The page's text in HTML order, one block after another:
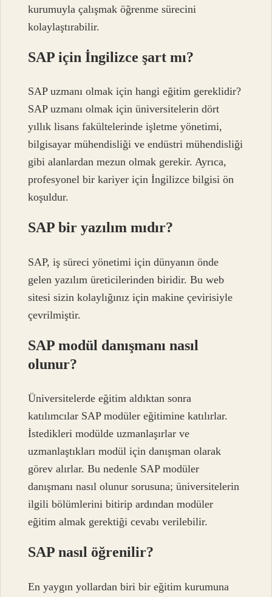
kurumuyla çalışmak öğrenme sürecini
kolaylaştırabilir.
SAP için İngilizce şart mı?
SAP uzmanı olmak için hangi eğitim gereklidir?
SAP uzmanı olmak için üniversitelerin dört
yıllık lisans fakültelerinde işletme yönetimi,
bilgisayar mühendisliği ve endüstri mühendisliği
gibi alanlardan mezun olmak gerekir. Ayrıca,
profesyonel bir kariyer için İngilizce bilgisi ön
koşuldur.
SAP bir yazılım mıdır?
SAP, iş süreci yönetimi için dünyanın önde
gelen yazılım üreticilerinden biridir. Bu web
sitesi sizin kolaylığınız için makine çevirisiyle
çevrilmiştir.
SAP modül danışmanı nasıl
olunur?
Üniversitelerde eğitim aldıktan sonra
katılımcılar SAP modüler eğitimine katılırlar.
İstedikleri modülde uzmanlaşırlar ve
uzmanlaştıkları modül için danışman olarak
görev alırlar. Bu nedenle SAP modüler
danışmanı nasıl olunur sorusuna; üniversitelerin
ilgili bölümlerini bitirip ardından modüler
eğitim almak gerektiği cevabı verilebilir.
SAP nasıl öğrenilir?
En yaygın yollardan biri bir eğitim kurumuna